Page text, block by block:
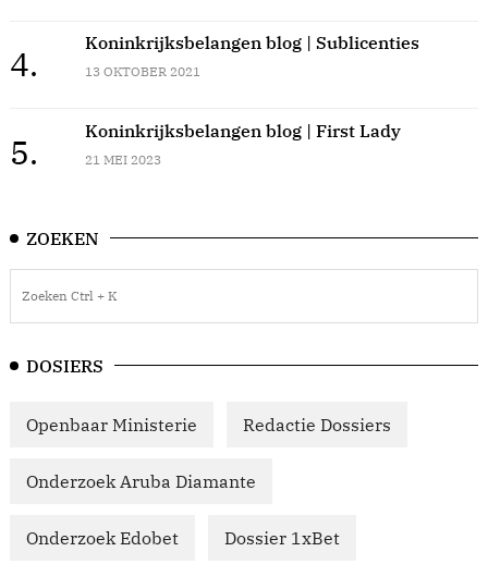
4.
Koninkrijksbelangen blog | Sublicenties
13 OKTOBER 2021
5.
Koninkrijksbelangen blog | First Lady
21 MEI 2023
ZOEKEN
DOSIERS
Openbaar Ministerie Redactie Dossiers
Onderzoek Aruba Diamante
Onderzoek Edobet Dossier 1xBet